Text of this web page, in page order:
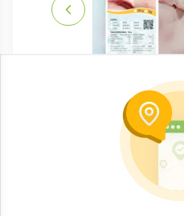
Filete de pescado